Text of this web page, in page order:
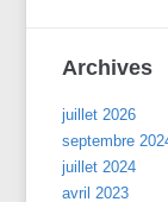
Archives
juillet 2026
septembre
juillet 2024
avril 2023